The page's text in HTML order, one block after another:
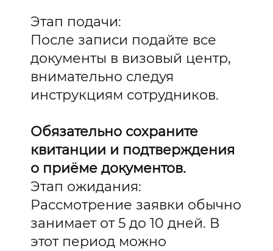
Этап подачи:
После записи подайте все
документы в визовый центр,
внимательно следуя
инструкциям сотрудников.
Обязательно сохраните
квитанции и подтверждения
о приёме документов.
Этап ожидания:
Рассмотрение заявки обычно
занимает от 5 до 10 дней. В
этот период можно